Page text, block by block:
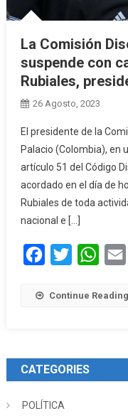
La Comisión
suspende con
Rubiales,
26 Agosto, 2023
El presidente de la
Palacio (Colombia), en
artículo 51 del Código
acordado en el día de
Rubiales de toda
nacional e […]
Facebook
Twitter
Continue Reading
CATEGORIES
POLÍTICA